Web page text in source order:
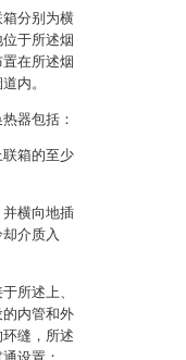
分别为横
于所述烟
在所述烟
内。
器包括：
箱的至少
横向地插
介质入
所述上、
内管和外
缝，所述